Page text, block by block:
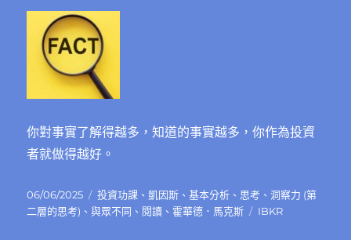
你對事實了解得越多，知道的事實越多，你作為投資
者就做得越好。
發
佈
06/06/2025
分
類
投資功課 、凱因斯 、基本分析 、 思考 、洞察力 (第
二層的思考) 、與眾不同 、 閱讀 、 霍華德．馬克斯
標
IBKR